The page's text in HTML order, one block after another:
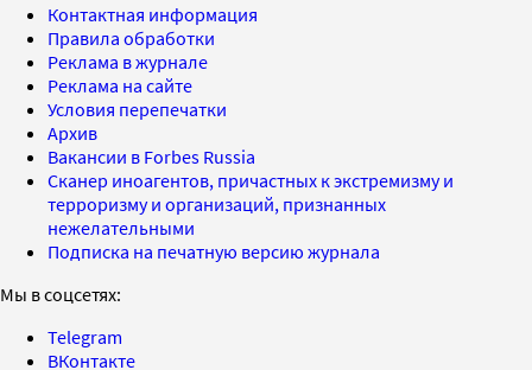
Контактная информация
Правила обработки
Реклама в журнале
Реклама на сайте
Условия перепечатки
Архив
Вакансии в Forbes Russia
Сканер иноагентов, причастных к экстремизму и
терроризму и организаций, признанных
нежелательными
Подписка на печатную версию журнала
Мы в соцсетях:
Telegram
ВКонтакте